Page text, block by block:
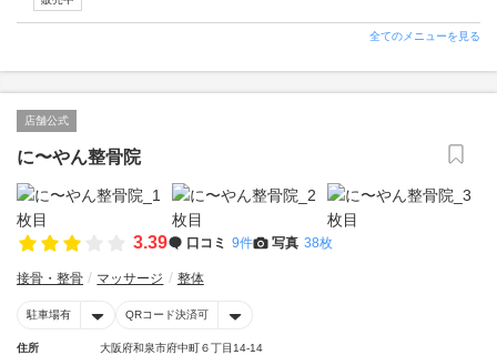
全てのメニューを見る
店舗公式
に〜やん整骨院
3.39 口コミ 9件 写真 38枚
接骨・整骨 マッサージ 整体
駐車場有 QRコード決済可
住所
大阪府和泉市府中町６丁目14-14